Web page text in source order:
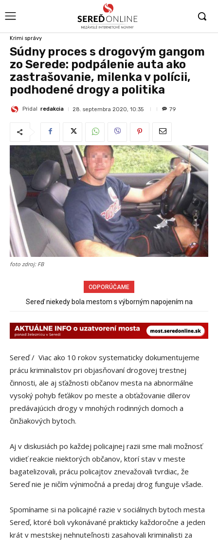
Krimi správy
Súdny proces s drogovým gangom
zo Serede: podpálenie auta ako
zastrašovanie, milenka v polícii,
podhodené drogy a politika
Pridal redakcia 28. septembra 2020, 10:35 79
foto zdroj: FB
ODPORÚČAME
Sereď niekedy bola mestom s výborným napojením na
Obchádzka rozpadajúceho sa už uzatvoreného mosta ponad
Sereď / Viac ako 10 rokov systematicky dokumentujeme
prácu kriminalistov pri objasňovaní drogovej trestnej
činnosti, ale aj sťažnosti občanov mesta na abnormálne
vysoký pohyb feťákov po meste a obťažovanie dílerov
predávajúcich drogy v mnohých rodinných domoch a
činžiakových bytoch.
Aj v diskusiách po každej policajnej razii sme mali možnosť
vidieť reakcie niektorých občanov, ktorí stav v meste
bagatelizovali, prácu policajtov znevažovali tvrdiac, že
Sereď nie je ničím výnimočná a predaj drog funguje všade.
Spomíname si na policajné razie v sociálnych bytoch mesta
Sereď, ktoré boli vykonávané prakticky každoročne a jeden
krát v mestskej nehnuteľnosti zasahovali kriminalisti za